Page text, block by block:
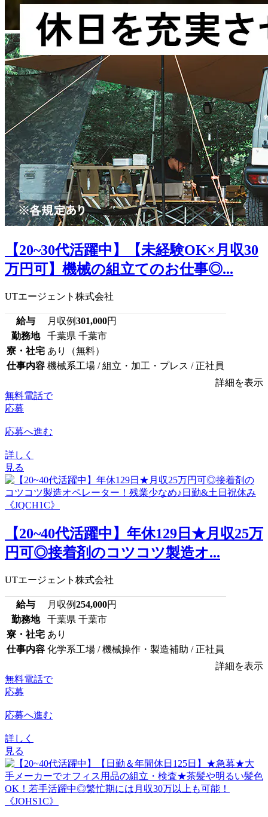
【20~30代活躍中】【未経験OK×月収30
万円可】機械の組立てのお仕事◎...
UTエージェント株式会社
給与 月収例301,000円
勤務地
千葉県 千葉市
寮・社宅 あり（無料）
仕事内容 機械系工場 / 組立・加工・プレス / 正社員
詳細を表示
無料電話で
応募
応募へ進む
詳しく
見る
【20~40代活躍中】年休129日★月収25万
円可◎接着剤のコツコツ製造オ...
UTエージェント株式会社
給与 月収例254,000円
勤務地
千葉県 千葉市
寮・社宅 あり
仕事内容 化学系工場 / 機械操作・製造補助 / 正社員
詳細を表示
無料電話で
応募
応募へ進む
詳しく
見る